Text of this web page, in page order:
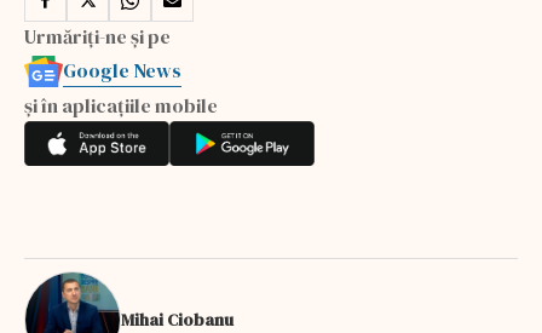
Urmăriți-ne și pe
Google News
și în aplicațiile mobile
Mihai Ciobanu